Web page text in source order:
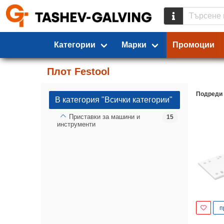
Категории Марки Промоции
Плот Festool
В категория "Всички категории"
Приставки за машини и
инструменти
15
Подреди